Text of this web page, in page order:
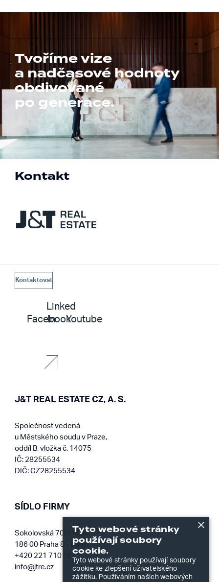
Tvoříme vize
a nadčasové hodnoty
obdivované
po generace.
Kontakt
Kontaktovat
Facebook
Linked
In
Youtube
J&T REAL ESTATE CZ, A. S.
Společnost vedená
u Městského soudu v Praze,
oddíl B, vložka č. 14075
IČ: 28255534
DIČ: CZ28255534
SÍDLO FIRMY
Sokolovská 700/113a
186 00 Praha 8 - Karlín
+420 221 710 561
info@jtre.cz
×
Tyto webové stránky
používají soubory
cookie.
Tyto webové stránky používají soubory
cookie ke zlepšení uživatelského
zážitku. Používáním našich webových